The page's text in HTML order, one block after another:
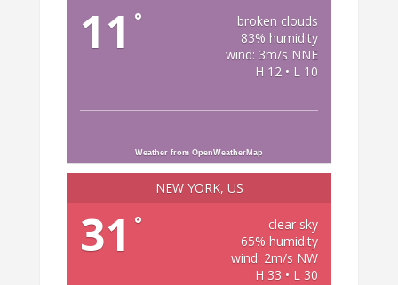
11 °
broken clouds
83% humidity
wind: 3m/s NNE
H 12 • L 10
Weather from OpenWeatherMap
NEW YORK, US
31 °
clear sky
65% humidity
wind: 2m/s NW
H 33 • L 30